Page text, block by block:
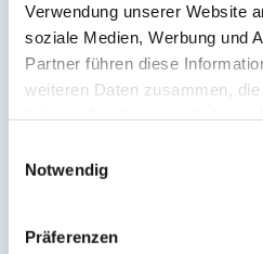
Verwendung unserer Website
soziale Medien, Werbung und
Partner führen diese
weiteren Daten zusammen,
Notwendig
Präferenzen
Beschreibung
Ferienwohnung Bootsblick auf
weiterlesen